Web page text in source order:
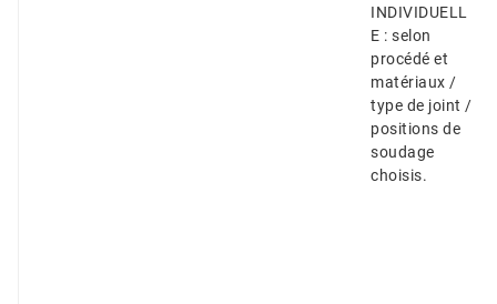
INDIVIDUELL
E : selon
procédé et
matériaux /
type de joint /
positions de
soudage
choisis.